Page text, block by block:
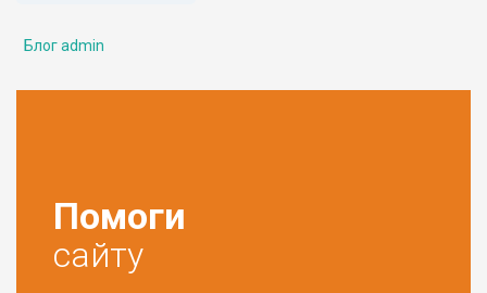
Блог admin
Помоги
сайту